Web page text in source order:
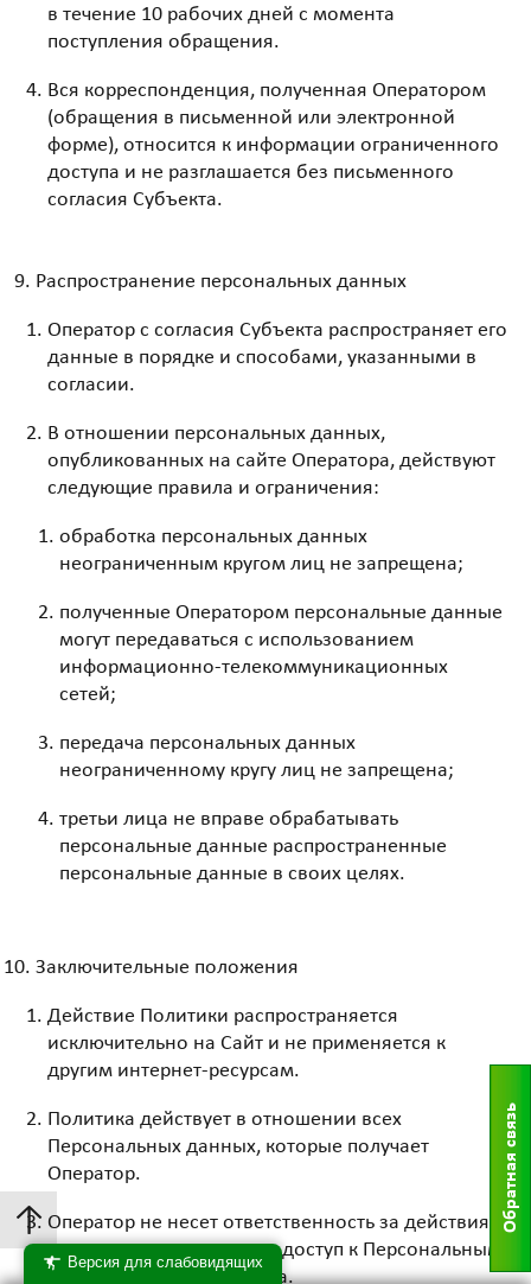
Версия для слабовидящих
в течение 10 рабочих дней с момента
поступления обращения.
Вся корреспонденция, полученная Оператором
(обращения в письменной или электронной
форме), относится к информации ограниченного
доступа и не разглашается без письменного
согласия Субъекта.
Распространение персональных данных
Оператор с согласия Субъекта распространяет его
данные в порядке и способами, указанными в
согласии.
В отношении персональных данных,
опубликованных на сайте Оператора, действуют
следующие правила и ограничения:
обработка персональных данных
неограниченным кругом лиц не запрещена;
полученные Оператором персональные данные
могут передаваться с использованием
информационно-телекоммуникационных
сетей;
передача персональных данных
неограниченному кругу лиц не запрещена;
третьи лица не вправе обрабатывать
персональные данные распространенные
персональные данные в своих целях.
Заключительные положения
Действие Политики распространяется
исключительно на Сайт и не применяется к
другим интернет-ресурсам.
Политика действует в отношении всех
Персональных данных, которые получает
Оператор.
Оператор не несет ответственность за действия
третьих лиц, получивших доступ к Персональным
данным по вине Субъекта.
↑ Обратная связь